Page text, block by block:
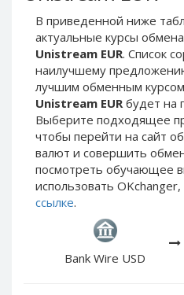
В приведенной ниже
актуальные курсы обмена
Unistream EUR. Список
наилучшему
лучшим обменным
Unistream EUR будет на
Выберите подходящее
чтобы перейти на сайт
валют и совершить
посмотреть обучающее
использовать
ссылке.
Bank Wire USD
Payeer UAH
ЮMoney RUB
ЮMoney KZT
PayPal USD
PayPal EUR
PayPal GBP
PayPal CAD
PayPal AUD
PayPal RUB
PayPal CZK
PayPal HKD